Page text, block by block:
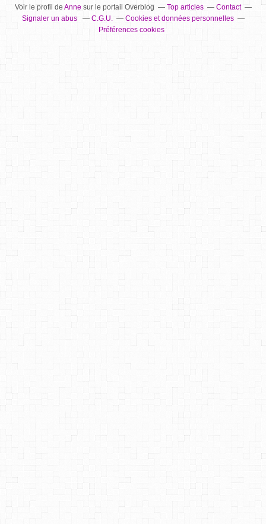
Voir le profil de Annesur le portail Overblog Top articles
Contact
Signaler un abus
C.G.U.
Cookies et données personnelles
Préférences cookies